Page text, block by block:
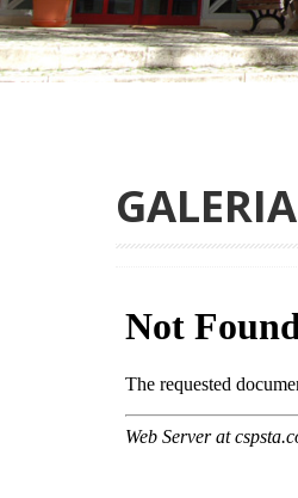
GALERIA